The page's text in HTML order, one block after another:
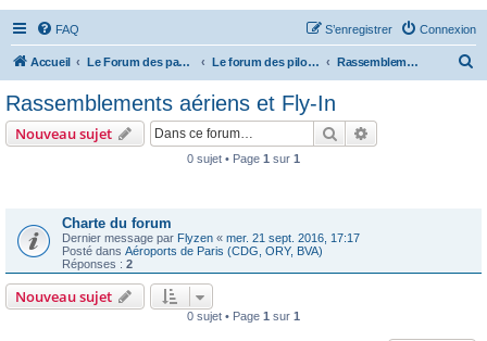
FAQ Connexion
S’enregistrer
Accueil Le Forum des passionnés d'aviation Le forum des pilotes privés Rassemblements aériens et Fly-In
Rassemblements aériens et Fly-In
Nouveau sujet Rechercher
0 sujet • Page 1 sur 1
Charte du forum
Dernier message par Flyzen « mer. 21 sept. 2016, 17:17
Posté dans Aéroports de Paris (CDG, ORY, BVA)
Réponses : 2
Nouveau sujet
0 sujet • Page 1 sur 1